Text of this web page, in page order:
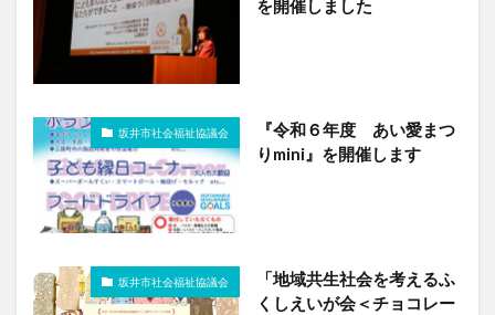
を開催しました
坂井市社会福祉協議会
『令和６年度 あい愛まつ
りmini』を開催します
坂井市社会福祉協議会
「地域共生社会を考えるふ
くしえいが会＜チョコレー